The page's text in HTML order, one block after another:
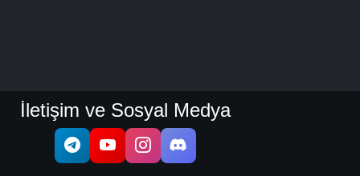
İletişim ve Sosyal Medya